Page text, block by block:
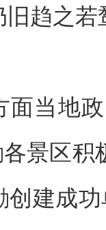
旧趋之若
当地政
景区积
创建成